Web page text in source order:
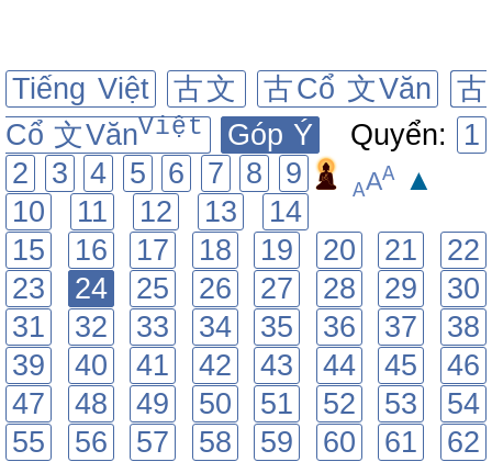
Tiếng Việt 古文 古Cổ 文Văn
古
Cổ 文VănViệt Góp Ý
AAA ▲
Quyển:
1
2
3 4 5 6 7 8
9
10
11 12 13
14
15
16 17 18 19 20 21
22
23
24 25 26 27 28 29
30
31
32 33 34 35 36 37
38
39
40 41 42 43 44 45
46
47
48 49 50 51 52 53
54
55
56 57 58 59 60 61
62